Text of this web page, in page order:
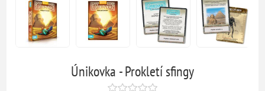
Únikovka - Prokletí sfingy